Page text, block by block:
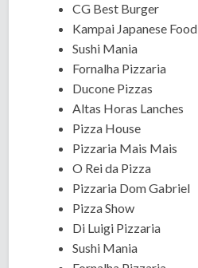
CG Best Burger
Kampai Japanese Food
Sushi Mania
Fornalha Pizzaria
Ducone Pizzas
Altas Horas Lanches
Pizza House
Pizzaria Mais Mais
O Rei da Pizza
Pizzaria Dom Gabriel
Pizza Show
Di Luigi Pizzaria
Sushi Mania